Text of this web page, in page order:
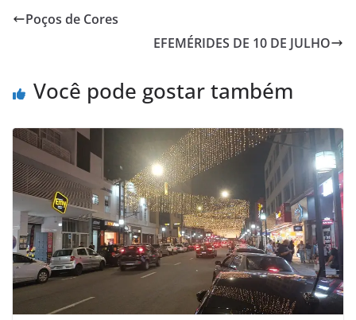
Poços de Cores
EFEMÉRIDES DE 10 DE JULHO
Você pode gostar também